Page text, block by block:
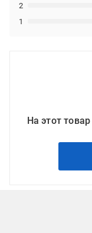
1
2
На этот